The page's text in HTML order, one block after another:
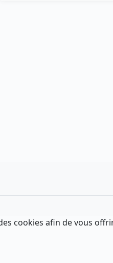
cookies afin de vous